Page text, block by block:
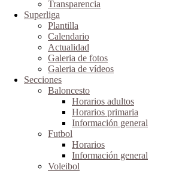
Transparencia
Superliga
Plantilla
Calendario
Actualidad
Galeria de fotos
Galeria de vídeos
Secciones
Baloncesto
Horarios adultos
Horarios primaria
Información general
Futbol
Horarios
Información general
Voleibol